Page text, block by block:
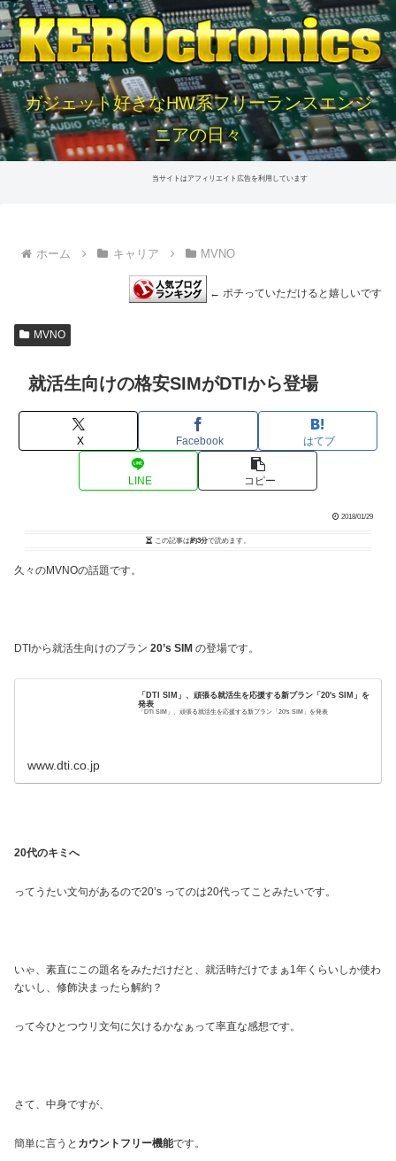
ガジェット好きなHW系フリーランスエンジ
ニアの日々
当サイトはアフィリエイト広告を利用しています
ホーム キャリア MVNO
← ポチっていただけると嬉しいです
MVNO
就活生向けの格安SIMがDTIから登場
X Facebook はてブ
LINE コピー
2018/01/29
この記事は約3分で読めます。
久々のMVNOの話題です。
DTIから就活生向けのプラン 20’s SIM の登場です。
「DTI SIM」、頑張る就活生を応援する新プラン「20's SIM」を
発表
「DTI SIM」、頑張る就活生を応援する新プラン「20's SIM」を発表
www.dti.co.jp
20代のキミへ
ってうたい文句があるので20’s ってのは20代ってことみたいです。
いゃ、素直にこの題名をみただけだと、就活時だけでまぁ1年くらいしか使わ
ないし、修飾決まったら解約？
って今ひとつウリ文句に欠けるかなぁって率直な感想です。
さて、中身ですが、
簡単に言うと カウントフリー機能です。